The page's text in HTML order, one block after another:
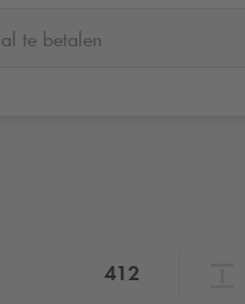
te betalen
412